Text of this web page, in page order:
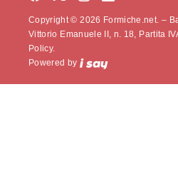
Copyright © 2026 Formiche.net. –
Vittorio Emanuele II, n. 18, Partita
Policy.
Powered by